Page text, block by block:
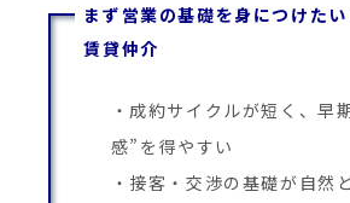
まず営業の基礎を身につけた
賃貸仲介
成約サイクルが短く、早
感”を得やすい
接客・交渉の基礎が自然